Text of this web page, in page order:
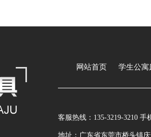
网站首页 学生公寓
客服热线： 135-3219-3210 手
地址： 广东省东莞市桥头镇